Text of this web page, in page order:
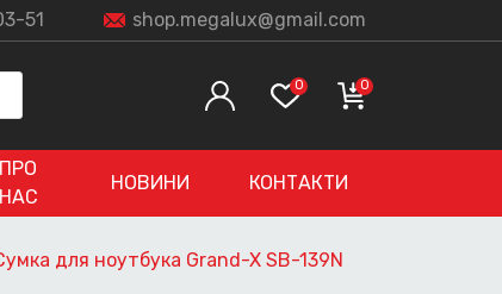
51 shop.megalux@gmail.com
0 0
ПРО
НАС
НОВИНИ КОНТАКТИ
для ноутбука Grand-X SB-139N